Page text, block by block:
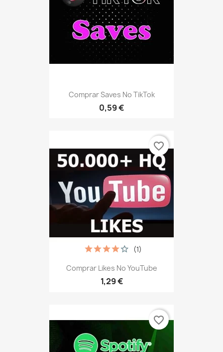
Comprar Saves No TikTok
0,59 €
Comprar Likes No YouTube
1,29 €
(1)
favorite_border
favorite_border